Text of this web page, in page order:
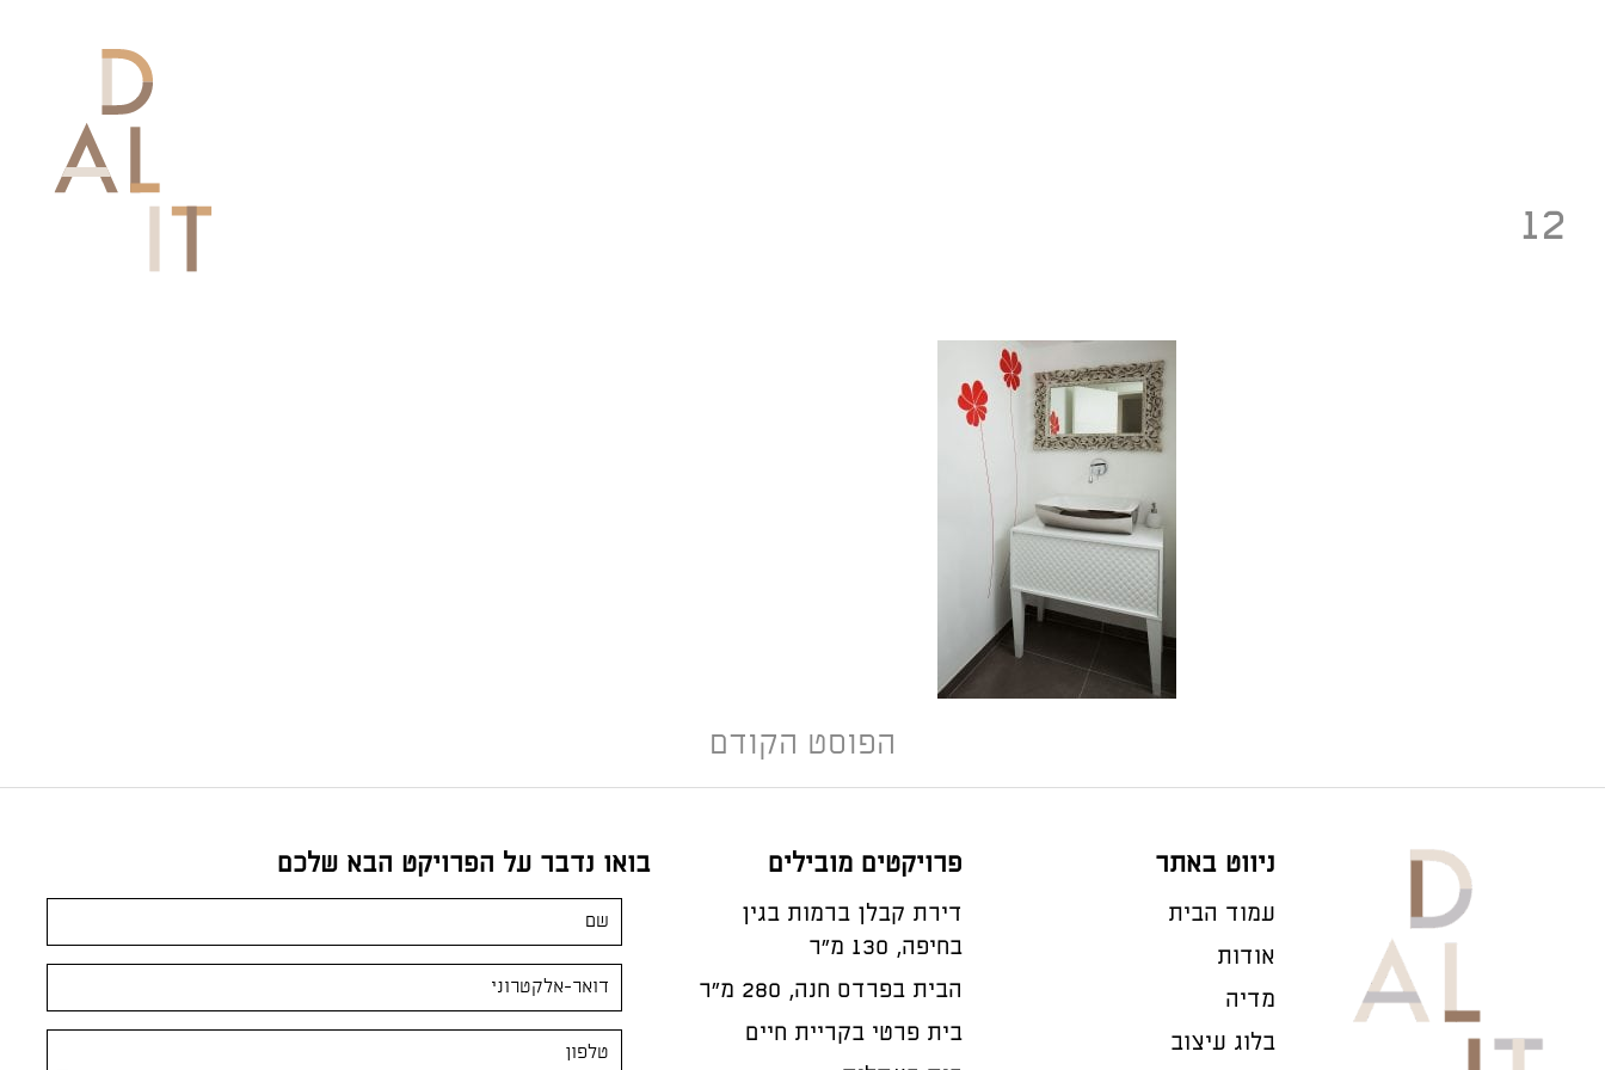
12
הפוסט הקודם
ניווט באתר
עמוד הבית
אודות
מדיה
בלוג עיצוב
פרויקטים מובילים
דירת קבלן ברמות בגין
בחיפה, 130 מ"ר
הבית בפרדס חנה, 280 מ״ר
בית פרטי בקריית חיים
בואו נדבר על הפרויקט הבא שלכם